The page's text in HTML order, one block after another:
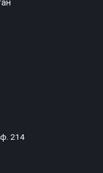
214